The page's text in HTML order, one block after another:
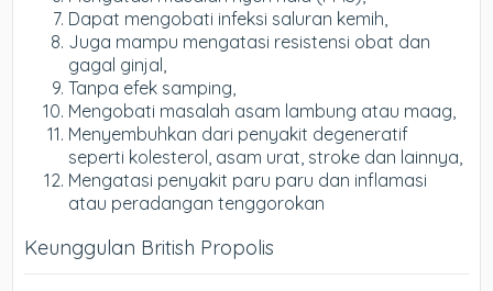
Dapat mengobati infeksi saluran kemih,
Juga mampu mengatasi resistensi obat dan
gagal ginjal,
Tanpa efek samping,
Mengobati masalah asam lambung atau maag,
Menyembuhkan dari penyakit degeneratif
seperti kolesterol, asam urat, stroke dan lainnya,
Mengatasi penyakit paru paru dan inflamasi
atau peradangan tenggorokan
Keunggulan British Propolis